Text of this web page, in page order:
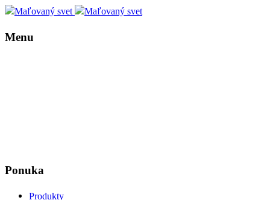
Menu
Ponuka
Produkty